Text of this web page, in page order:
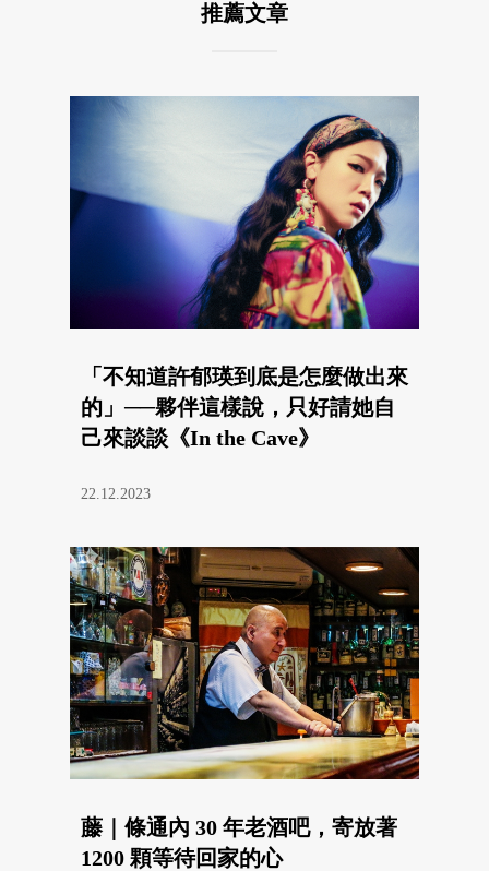
推薦文章
「不知道許郁瑛到底是怎麼做出來
的」──夥伴這樣說，只好請她自
己來談談《In the Cave》
22.12.2023
藤｜條通內 30 年老酒吧，寄放著
1200 顆等待回家的心